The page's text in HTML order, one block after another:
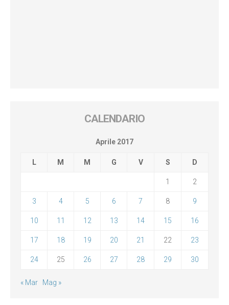
CALENDARIO
Aprile 2017
L M M G V S D
1 2
3 4 5 6 7 8 9
10 11 12 13 14 15 16
17 18 19 20 21 22 23
24 25 26 27 28 29 30
« Mar Mag »